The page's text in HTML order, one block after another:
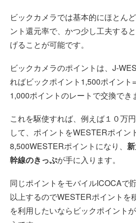
ビックカメラでは基本的にほとん
ント還元率で、かつ少し工夫する
げることが可能です。
ビックカメラのポイントは、J-
ればビックポイント1,500ポイント
1,000ポイントのレートで交換でき
これを駆使すれば、例えば１０万
して、ポイントをWESTERポイン
8,500WESTERポイントになり、
幹線のきっぷが手に入ります。
同じポイントをモバイルICOCAで
以上するのでWESTERポイントを
を利用したいならビックポイント